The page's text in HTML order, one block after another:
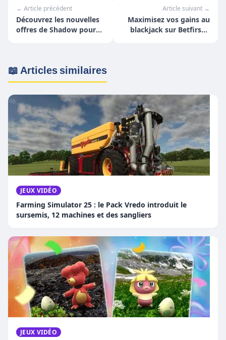
← Article précédent
Découvrez les nouvelles
offres de Shadow pour
Article suivant →
Maximisez vos gains au
blackjack sur Betfirst –
📖 Articles similaires
JEUX VIDÉO
Farming Simulator 25 : le Pack Vredo introduit le
sursemis, 12 machines et des sangliers
JEUX VIDÉO